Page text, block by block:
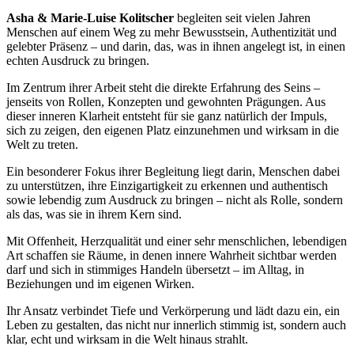
Asha & Marie-Luise Kolitscher begleiten seit vielen Jahren
Menschen auf einem Weg zu mehr Bewusstsein, Authentizität und
gelebter Präsenz – und darin, das, was in ihnen angelegt ist, in einen
echten Ausdruck zu bringen.
Im Zentrum ihrer Arbeit steht die direkte Erfahrung des Seins –
jenseits von Rollen, Konzepten und gewohnten Prägungen. Aus
dieser inneren Klarheit entsteht für sie ganz natürlich der Impuls,
sich zu zeigen, den eigenen Platz einzunehmen und wirksam in die
Welt zu treten.
Ein besonderer Fokus ihrer Begleitung liegt darin, Menschen dabei
zu unterstützen, ihre Einzigartigkeit zu erkennen und authentisch
sowie lebendig zum Ausdruck zu bringen – nicht als Rolle, sondern
als das, was sie in ihrem Kern sind.
Mit Offenheit, Herzqualität und einer sehr menschlichen, lebendigen
Art schaffen sie Räume, in denen innere Wahrheit sichtbar werden
darf und sich in stimmiges Handeln übersetzt – im Alltag, in
Beziehungen und im eigenen Wirken.
Ihr Ansatz verbindet Tiefe und Verkörperung und lädt dazu ein, ein
Leben zu gestalten, das nicht nur innerlich stimmig ist, sondern auch
klar, echt und wirksam in die Welt hinaus strahlt.